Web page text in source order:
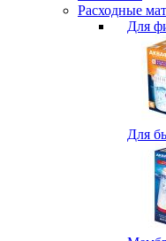
Расходные
Для
Для